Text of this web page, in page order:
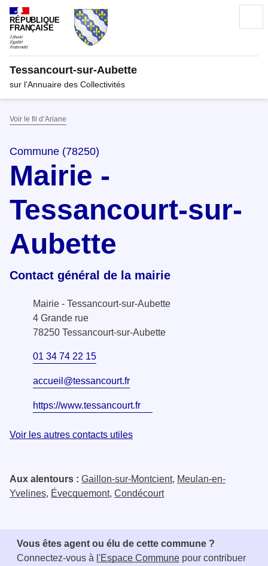
RÉPUBLIQUE
FRANÇAISE
Tessancourt-sur-Aubette
sur l’Annuaire des Collectivités
Voir le fil d’Ariane
Commune (78250)
Mairie -
Tessancourt-sur-
Aubette
Contact général de la mairie
Mairie - Tessancourt-sur-Aubette
4 Grande rue
78250 Tessancourt-sur-Aubette
01 34 74 22 15
accueil@tessancourt.fr
https://www.tessancourt.fr
Voir les autres contacts utiles
Aux alentours : Gaillon-sur-Montcient, Meulan-en-
Yvelines, Évecquemont, Condécourt
Vous êtes agent ou élu de cette commune ?
Connectez-vous à l'Espace Commune pour contribuer